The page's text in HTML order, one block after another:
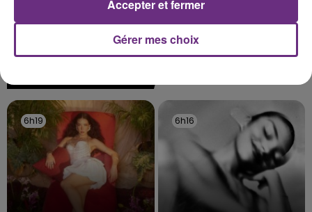
C'était l'une des institutions du centre-ville
6h19
6h19 6h16
6h16
Gérer mes choix
Accepter et fermer